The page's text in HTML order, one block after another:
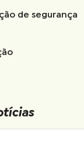
de segurança